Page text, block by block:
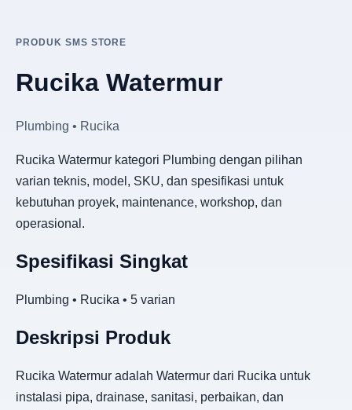
PRODUK SMS STORE
Rucika Watermur
Plumbing • Rucika
Rucika Watermur kategori Plumbing dengan pilihan
varian teknis, model, SKU, dan spesifikasi untuk
kebutuhan proyek, maintenance, workshop, dan
operasional.
Spesifikasi Singkat
Plumbing • Rucika • 5 varian
Deskripsi Produk
Rucika Watermur adalah Watermur dari Rucika untuk
instalasi pipa, drainase, sanitasi, perbaikan, dan